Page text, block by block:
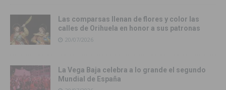
Las comparsas llenan de flores y color las
calles de Orihuela en honor a sus patronas
20/07/2026
La Vega Baja celebra a lo grande el segundo
Mundial de España